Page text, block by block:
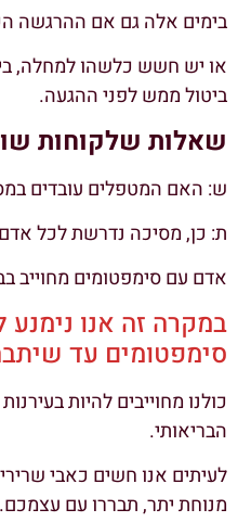
בימים אלה גם אם ההרגשה
או יש חשש כלשהו למחלה,
ביטול ממש לפני ההגעה.
שאלות שלקוחות
ש: האם המטפלים עובדים
ת: כן, מסיכה נדרשת לכל
אדם עם סימפטומים מחוייב
במקרה זה אנו
סימפטומים עד
כולנו מחוייבים להיות
הבריאותי.
לעיתים אנו חשים כאבי
מנוחת יתר, תבררו עם עצמכם.